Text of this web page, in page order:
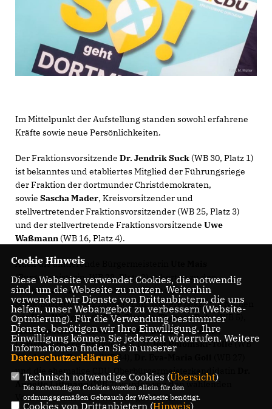
Im Mittelpunkt der Aufstellung standen sowohl erfahrene
Kräfte sowie neue Persönlichkeiten.
Der Fraktionsvorsitzende Dr. Jendrik Suck (WB 30, Platz 1)
ist bekanntes und etabliertes Mitglied der Führungsriege
der Fraktion der dortmunder Christdemokraten,
sowie Sascha Mader, Kreisvorsitzender und
stellvertretender Fraktionsvorsitzender (WB 25, Platz 3)
und der stellvertretende Fraktionsvorsitzende Uwe
Waßmann (WB 16, Platz 4).
Auch die amtierende Bürgermeisterin
(Bürgermeisterin, WB 23, Platz 2) gehörten zu den
erfahrenen Ratskandidaten und tritt wieder in
Sölde/Sölderholz/Lichtendorf an. Weitere bekannte Namen
wieUwe Wallrabe(WB 37, Platz 6) ,Thomas Bahr(WB 5),
Matthias Nienhoff(WB 6),André Buchloh(WB 13),
Christian Barrenbrügge(WB 17),Ina Polomski-Tölle(WB
26),Annette Becker(WB 34),
und die ehemalige CDU-Oberbürgermeisterkandidatin
Annette Littmann(WB 2) wurden von den wählenden
Vertretern erneut ins Rennen geschickt.
Cookie Hinweis
Diese Webseite verwendet Cookies, die notwendig
sind, um die Webseite zu nutzen. Weiterhin
verwenden wir Dienste von Drittanbietern, die uns
helfen, unser Webangebot zu verbessern (Website-
Optmierung). Für die Verwendung bestimmter
Dienste, benötigen wir Ihre Einwilligung. Ihre
Einwilligung können Sie jederzeit widerrufen. Weitere
Informationen finden Sie in unserer
Datenschutzerklärung.
Technisch notwendige Cookies (Übersicht)
Die notwendigen Cookies werden allein für den
ordnungsgemäßen Gebrauch der Webseite benötigt.
Cookies von Drittanbietern (Hinweis)